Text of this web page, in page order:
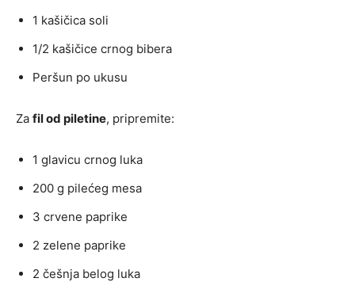
1 kašičica soli
1/2 kašičice crnog bibera
Peršun po ukusu
Za fil od piletine, pripremite:
1 glavicu crnog luka
200 g pilećeg mesa
3 crvene paprike
2 zelene paprike
2 češnja belog luka